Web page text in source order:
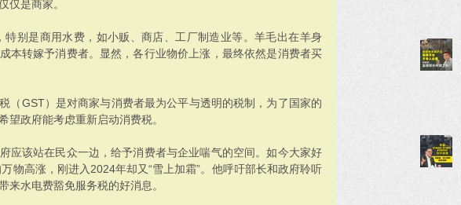
仅是商家。
特别是商用水费，如小贩、商店、工厂制造业等。羊毛出在羊身
本转嫁予消费者。显然，各行业物价上涨，最终依然是消费者买
（GST）是对商家与消费者最为公平与透明的税制，为了国家的
望政府能考虑重新启动消费税。
应该站在民众一边，给予消费者与企业喘气的空间。如今大家好
物高涨，刚进入2024年却又“雪上加霜”。他呼吁部长和政府聆听
来水电费豁免服务税的好消息。